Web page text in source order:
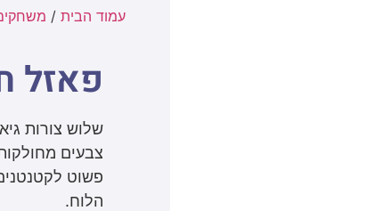
עמוד הבית/
פאזל
שלוש צורות
צבעים
פשוט
הלוח.